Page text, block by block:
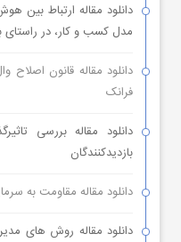
دانلود مقاله ارتباط بین
مدل کسب و کار، در راستای
دانلود مقاله قانون
فرانک
دانلود مقاله بررسی
بازدیدکنندگان
دانلود مقاله مقاومت به
دانلود مقاله روش های